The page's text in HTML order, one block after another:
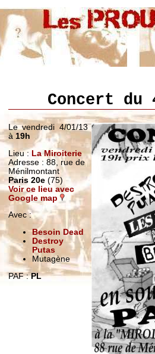
Concert du
Le vendredi 4/01/13
à 19h
Lieu : La Miroiterie
Adresse : 88, rue de
Ménilmontant
Paris 20e(75)
Voir ce lieu avec
Google map
Avec :
Besoin Dead
Destroy
Putas
Mutagène
PAF :PL